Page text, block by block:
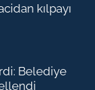
kılpayı
Belediye